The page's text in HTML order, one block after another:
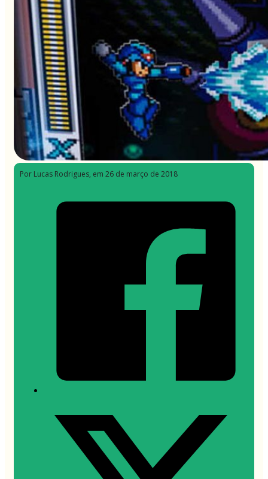
Por Lucas Rodrigues, em 26 de março de 2018